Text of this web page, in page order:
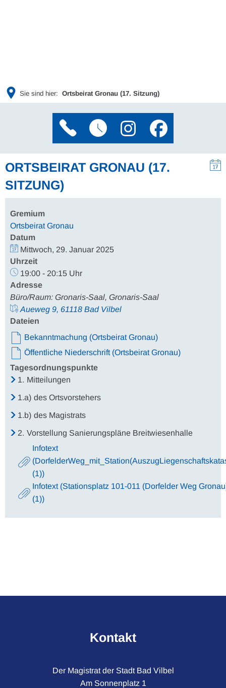
Sie sind hier: Ortsbeirat Gronau (17. Sitzung)
ORTSBEIRAT GRONAU (17.
SITZUNG)
Gremium
Ortsbeirat Gronau
Datum
Mittwoch, 29. Januar 2025
Uhrzeit
19:00 - 20:15 Uhr
Adresse
Büro/Raum: Gronaris-Saal, Gronaris-Saal
Aueweg 9, 61118 Bad Vilbel
Dateien
Bekanntmachung (Ortsbeirat Gronau)
Öffentliche Niederschrift (Ortsbeirat Gronau)
Tagesordnungspunkte
1. Mitteilungen
1.a) des Ortsvorstehers
1.b) des Magistrats
2. Vorstellung Sanierungspläne Breitwiesenhalle
Infotext
(1))
Infotext (Stationsplatz 101-011 (Dorfelder Weg
(1))
Kontakt
Der Magistrat der Stadt Bad Vilbel
Am Sonnenplatz 1